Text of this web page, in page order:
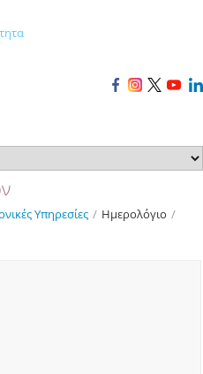
Υπηρεσίες / Ημερολόγιο /